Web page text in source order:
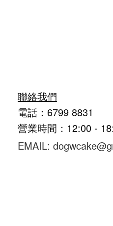
聯絡我們
電話：6799 8831
營業時間：12:00 -
EMAIL: